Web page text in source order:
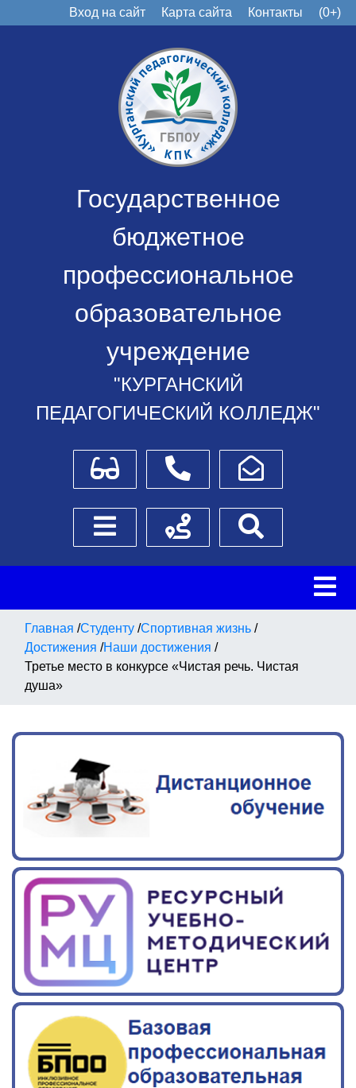
Вход на сайт Карта сайта Контакты (0+)
Государственное
бюджетное
профессиональное
образовательное
учреждение
"КУРГАНСКИЙ
ПЕДАГОГИЧЕСКИЙ КОЛЛЕДЖ"
Для слабовидящихТелефоныНаписать обращение
Боковое менюСхема проезда
Главная /Студенту /Спортивная жизнь /
Достижения /Наши достижения /
Третье место в конкурсе «Чистая речь. Чистая
душа»